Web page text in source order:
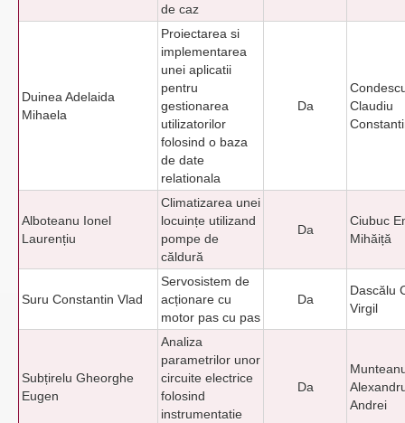
de caz
Duinea Adelaida
Mihaela
Proiectarea si
implementarea
unei aplicatii
pentru
gestionarea
utilizatorilor
folosind o baza
de date
relationala
Da
Claudiu
Alboteanu Ionel
Laurențiu
Climatizarea unei
locuințe utilizand
pompe de
căldură
Da
Ciubuc
Mihăiță
Suru Constantin Vlad
Servosistem de
acționare cu
motor pas cu pas
Da
Dascălu
Virgil
Subțirelu Gheorghe
Eugen
Analiza
parametrilor unor
circuite electrice
folosind
instrumentatie
Da
Andrei